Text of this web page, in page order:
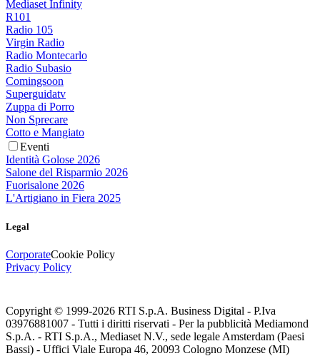
Mediaset Infinity
R101
Radio 105
Virgin Radio
Radio Montecarlo
Radio Subasio
Comingsoon
Superguidatv
Zuppa di Porro
Non Sprecare
Cotto e Mangiato
Eventi
Identità Golose 2026
Salone del Risparmio 2026
Fuorisalone 2026
L'Artigiano in Fiera 2025
Legal
CorporateCookie Policy
Privacy Policy
Copyright © 1999-2026 RTI S.p.A. Business Digital - P.Iva
03976881007 - Tutti i diritti riservati - Per la pubblicità Mediamond
S.p.A. - RTI S.p.A., Mediaset N.V., sede legale Amsterdam (Paesi
Bassi) - Uffici Viale Europa 46, 20093 Cologno Monzese (MI)